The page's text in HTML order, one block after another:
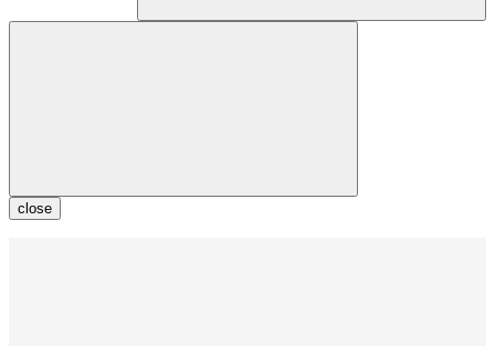
close